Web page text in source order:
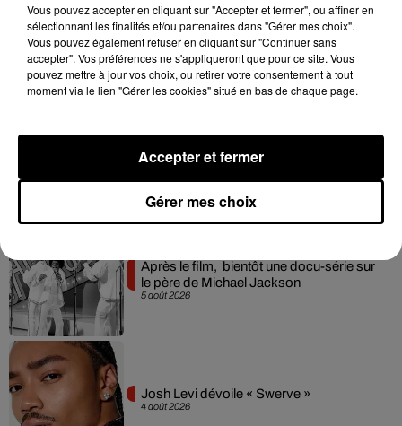
7 août 2026
Tayc et Didi B dévoilent le single le plus
dansant de l’année
session live surprise
5 août 2026
Après le film, bientôt une docu-série sur
le père de Michael Jackson
4 août 2026
Josh Levi dévoile « Swerve »
Vous pouvez accepter en cliquant sur "Accepter et fermer", ou affiner en
sélectionnant les finalités et/ou partenaires dans "Gérer mes choix".
Vous pouvez également refuser en cliquant sur "Continuer sans
accepter". Vos préférences ne s'appliqueront que pour ce site. Vous
pouvez mettre à jour vos choix, ou retirer votre consentement à tout
moment via le lien "Gérer les cookies" situé en bas de chaque page.
Gérer mes choix
Accepter et fermer